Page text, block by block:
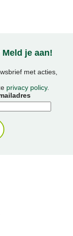
je aan!
met acties,
privacy policy.